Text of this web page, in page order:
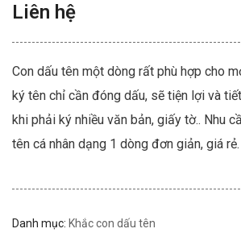
Liên hệ
Con dấu tên một dòng rất phù hợp cho
ký tên chỉ cần đóng dấu, sẽ tiện lợi và
khi phải ký nhiều văn bản, giấy tờ.. Nhu
tên cá nhân dạng 1 dòng đơn giản, giá rẻ.
Danh mục: Khắc con dấu tên